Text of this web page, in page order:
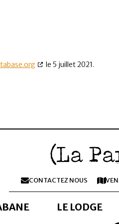
le 5 juillet 2021.
(La
CONTACTEZ NOUS
LE LODGE